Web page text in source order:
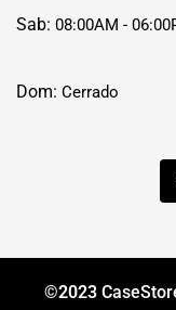
Sab: 08:00AM -
Dom: Cerrado
©2023